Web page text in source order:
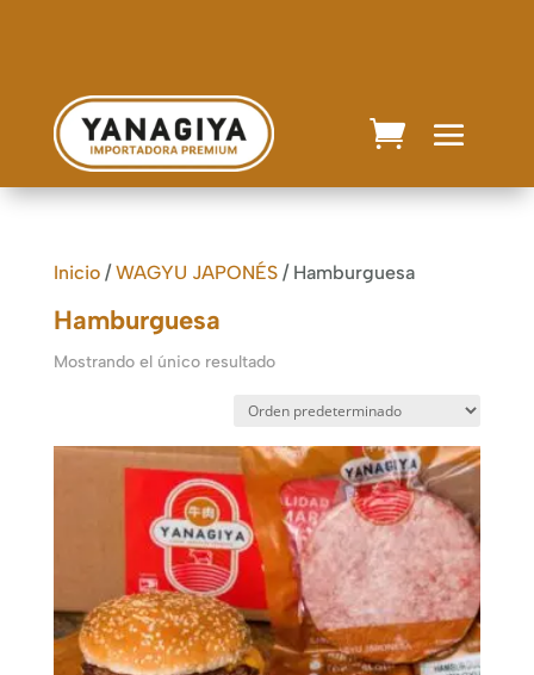
Inicio/WAGYU JAPONÉS/ Hamburguesa
Hamburguesa
Mostrando el único resultado